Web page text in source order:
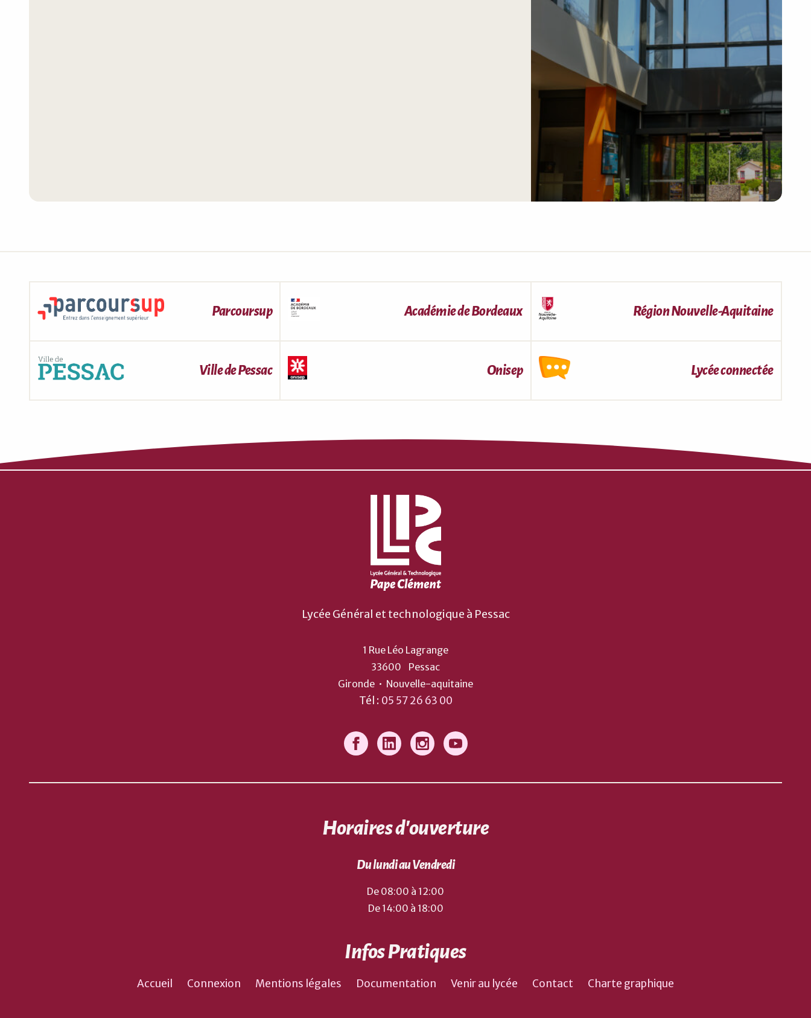
Parcoursup Académie de Bordeaux Région Nouvelle-Aquitaine
Ville de Pessac Onisep Lycée connectée
Lycée Général et technologique à Pessac
1 Rue Léo Lagrange
33600
Pessac
Gironde • Nouvelle-aquitaine
Tél : 05 57 26 63 00
Horaires d'ouverture
Du lundi au Vendredi
De 08:00 à 12:00
De 14:00 à 18:00
Infos Pratiques
Accueil Connexion Mentions légales Documentation Venir au lycée Contact Charte graphique